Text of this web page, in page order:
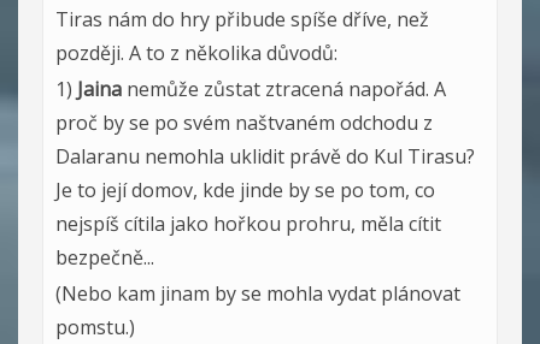
Tiras nám do hry přibude spíše dříve, než
později. A to z několika důvodů:
1) Jaina nemůže zůstat ztracená napořád. A
proč by se po svém naštvaném odchodu z
Dalaranu nemohla uklidit právě do Kul Tirasu?
Je to její domov, kde jinde by se po tom, co
nejspíš cítila jako hořkou prohru, měla cítit
bezpečně...
(Nebo kam jinam by se mohla vydat plánovat
pomstu.)